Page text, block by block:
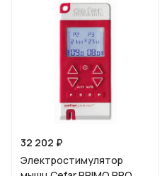
32 202 ₽
Электростимулятор